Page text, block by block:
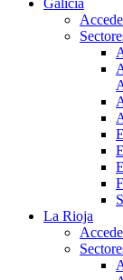
Galicia
La Rioja